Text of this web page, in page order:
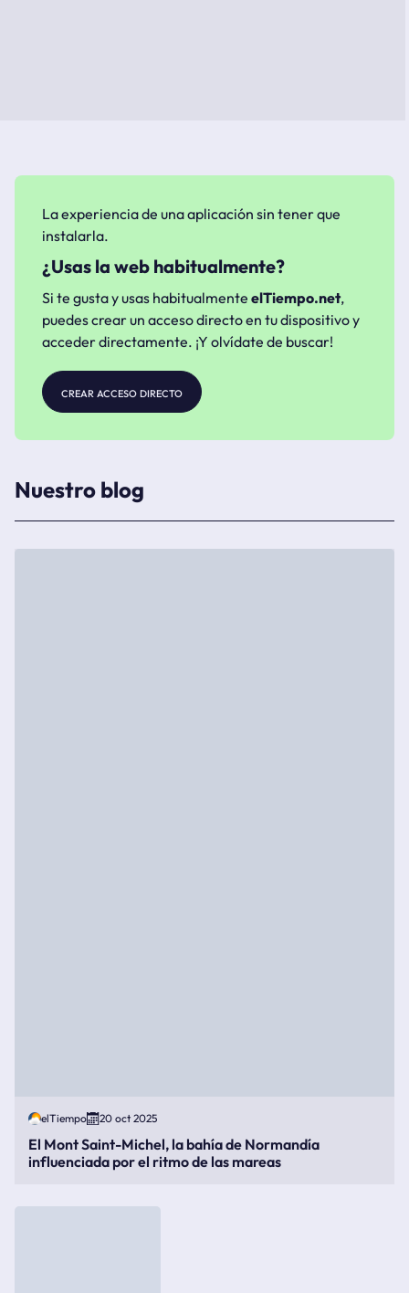
La experiencia de una aplicación sin tener que
instalarla.
¿Usas la web habitualmente?
Si te gusta y usas habitualmente elTiempo.net,
puedes crear un acceso directo en tu dispositivo y
acceder directamente. ¡Y olvídate de buscar!
crear acceso directo
Nuestro blog
elTiempo 20 oct 2025
El Mont Saint-Michel, la bahía de Normandía
influenciada por el ritmo de las mareas